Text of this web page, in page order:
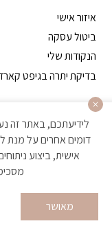
איזור אישי
ביטול עסקה
הנקודות שלי
בדיקת יתרה בגיפט
הקניה באתר
דומים אחרים על מנת
אישית, ביצוע
מאושר